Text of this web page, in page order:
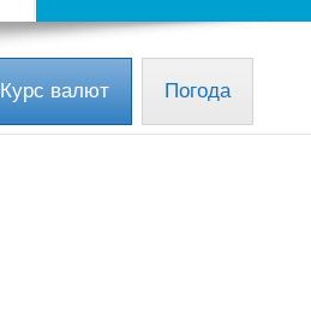
Курс валют Погода